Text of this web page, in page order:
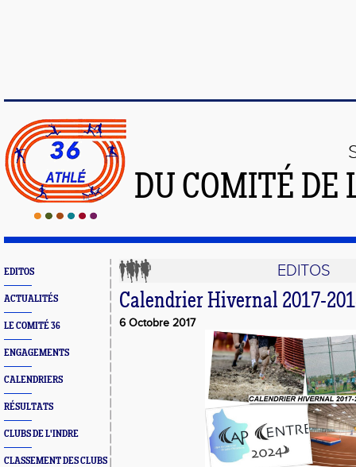
DU COMITÉ
EDITOS
ACTUALITÉS
LE COMITÉ 36
ENGAGEMENTS
CALENDRIERS
RÉSULTATS
CLUBS DE L'INDRE
CLASSEMENT DES CLUBS
EDITOS
Calendrier Hivernal 2017-
6 Octobre 2017